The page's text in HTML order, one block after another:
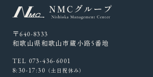
〒640-8333
和歌山県和歌山市蔵小路5番地
TEL 073-436-6001
8:30-17:30 （土日祝休み）